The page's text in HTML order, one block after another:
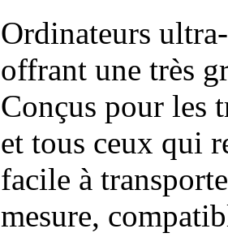
Ordinateurs
offrant une très
Conçus pour les
et tous ceux qui
facile à
mesure,